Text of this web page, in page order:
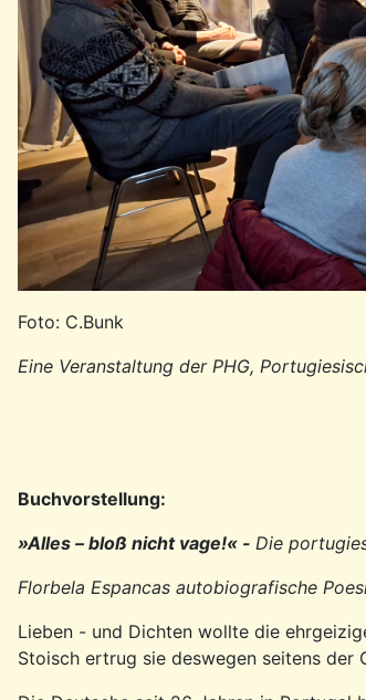
Foto: C.Bunk
Eine Veranstaltung der PHG,
Buchvorstellung:
»Alles – bloß nicht vage!« - Die
Florbela Espancas autobiografische
Lieben - und Dichten wollte die
Stoisch ertrug sie deswegen seitens der